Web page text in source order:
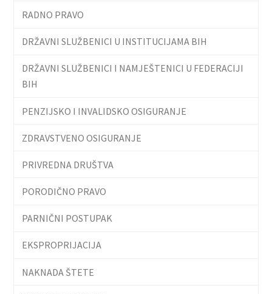
RADNO PRAVO
DRŽAVNI SLUŽBENICI U INSTITUCIJAMA BIH
DRŽAVNI SLUŽBENICI I NAMJEŠTENICI U FEDERACIJI
BIH
PENZIJSKO I INVALIDSKO OSIGURANJE
ZDRAVSTVENO OSIGURANJE
PRIVREDNA DRUŠTVA
PORODIČNO PRAVO
PARNIČNI POSTUPAK
EKSPROPRIJACIJA
NAKNADA ŠTETE